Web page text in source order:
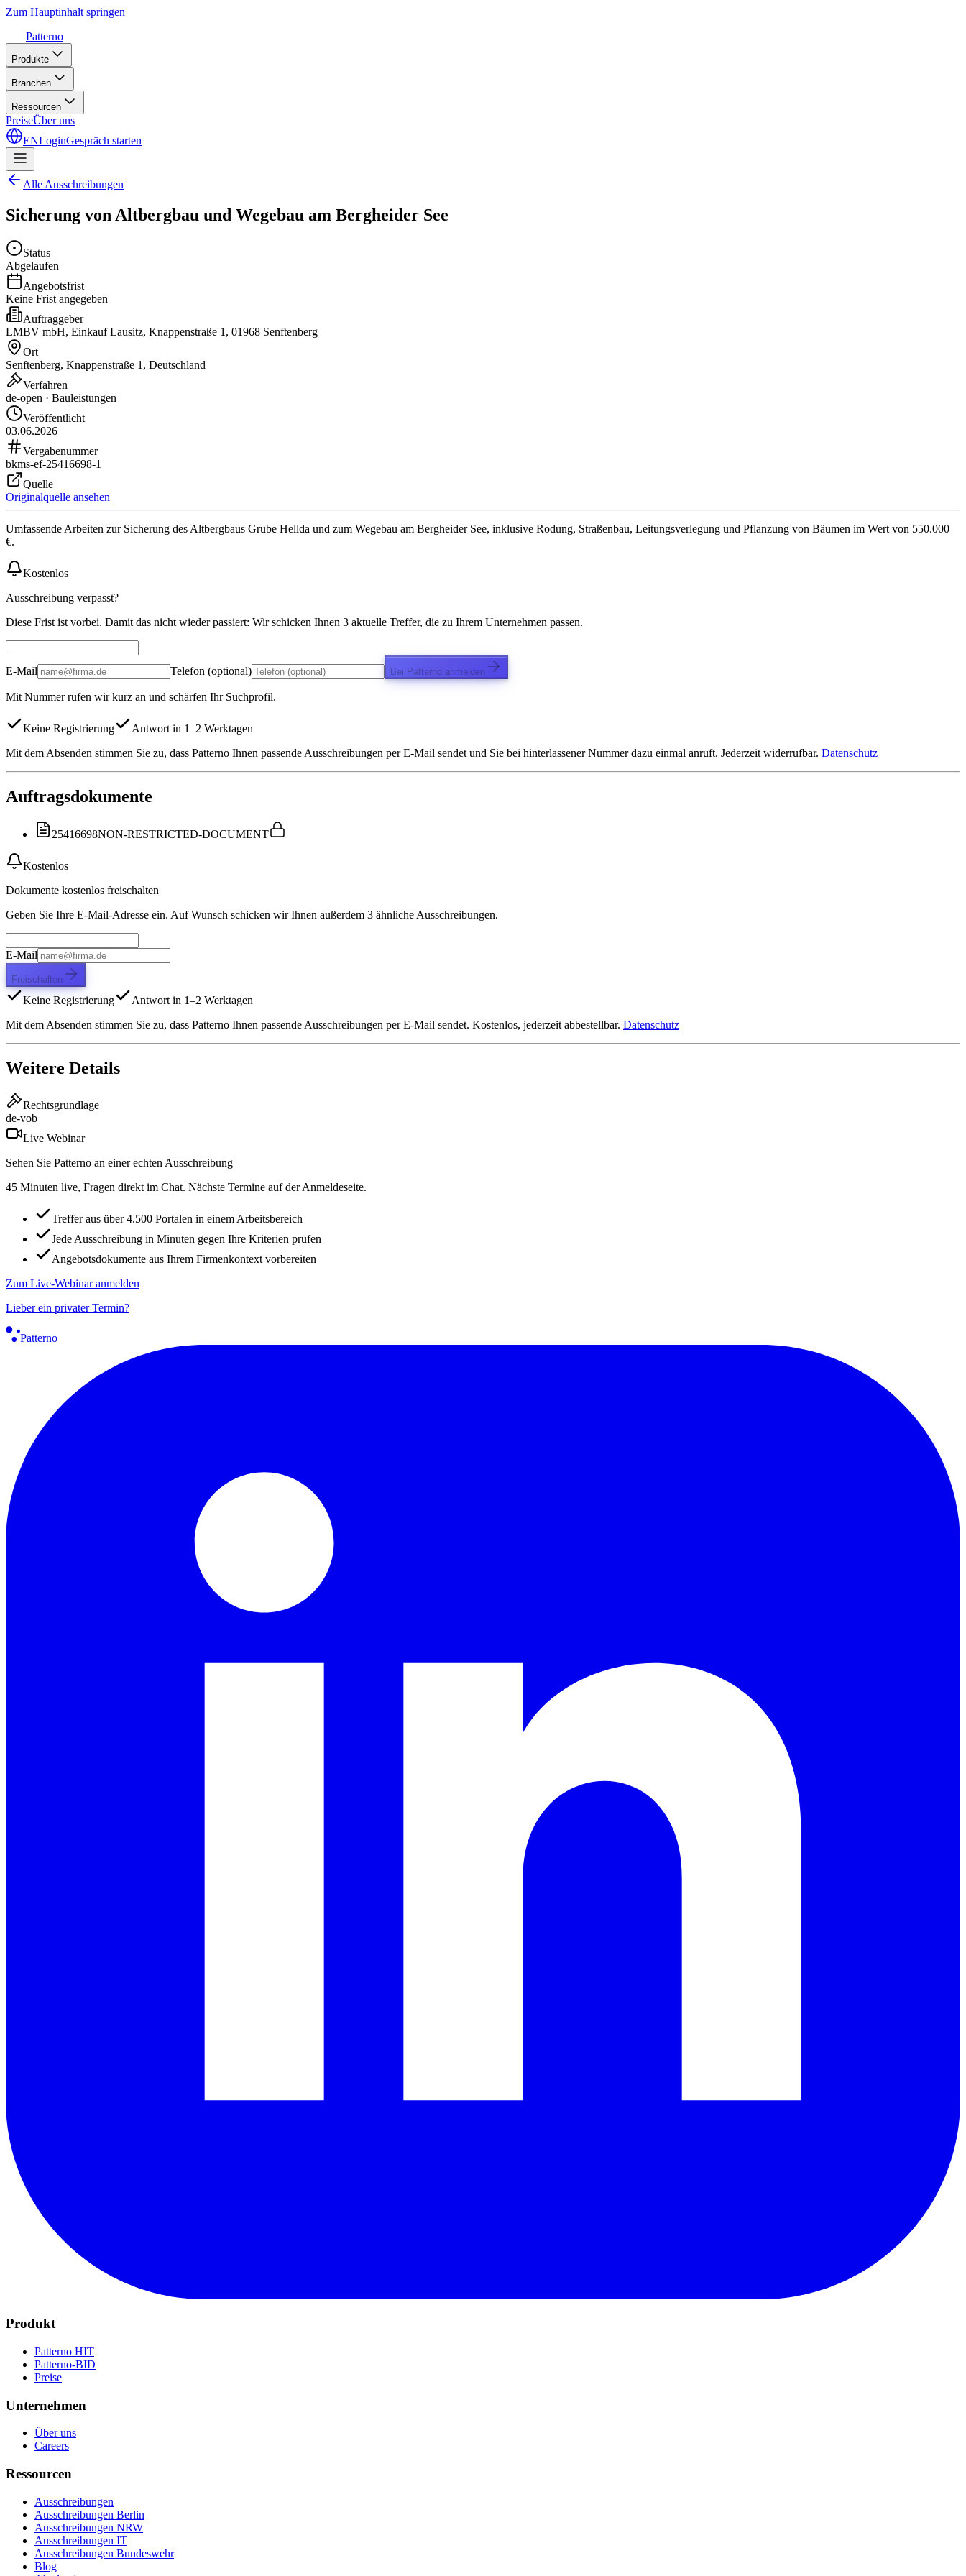
Zum Hauptinhalt springen
Patterno
Produkte
Branchen
Ressourcen
PreiseÜber uns
ENLoginGespräch starten
Alle Ausschreibungen
Sicherung von Altbergbau und Wegebau am Bergheider See
Status
Abgelaufen
Angebotsfrist
Keine Frist angegeben
Auftraggeber
LMBV mbH, Einkauf Lausitz, Knappenstraße 1, 01968 Senftenberg
Ort
Senftenberg, Knappenstraße 1, Deutschland
Verfahren
de-open · Bauleistungen
Veröffentlicht
03.06.2026
Vergabenummer
bkms-ef-25416698-1
Quelle
Originalquelle ansehen
Umfassende Arbeiten zur Sicherung des Altbergbaus Grube Hellda und zum Wegebau am Bergheider See, inklusive Rodung, Straßenbau, Leitungsverlegung und Pflanzung von Bäumen im Wert von 550.000
€.
Kostenlos
Ausschreibung verpasst?
Diese Frist ist vorbei. Damit das nicht wieder passiert: Wir schicken Ihnen 3 aktuelle Treffer, die zu Ihrem Unternehmen passen.
E-Mail Telefon (optional) Bei Patterno anmelden
Mit Nummer rufen wir kurz an und schärfen Ihr Suchprofil.
Keine Registrierung
Antwort in 1–2 Werktagen
Mit dem Absenden stimmen Sie zu, dass Patterno Ihnen passende Ausschreibungen per E-Mail sendet und Sie bei hinterlassener Nummer dazu einmal anruft. Jederzeit widerrufbar. Datenschutz
Auftragsdokumente
25416698NON-RESTRICTED-DOCUMENT
Kostenlos
Dokumente kostenlos freischalten
Geben Sie Ihre E-Mail-Adresse ein. Auf Wunsch schicken wir Ihnen außerdem 3 ähnliche Ausschreibungen.
E-Mail
Freischalten
Keine Registrierung
Antwort in 1–2 Werktagen
Mit dem Absenden stimmen Sie zu, dass Patterno Ihnen passende Ausschreibungen per E-Mail sendet. Kostenlos, jederzeit abbestellbar. Datenschutz
Weitere Details
Rechtsgrundlage
de-vob
Live Webinar
Sehen Sie Patterno an einer echten Ausschreibung
45 Minuten live, Fragen direkt im Chat. Nächste Termine auf der Anmeldeseite.
Treffer aus über 4.500 Portalen in einem Arbeitsbereich
Jede Ausschreibung in Minuten gegen Ihre Kriterien prüfen
Angebotsdokumente aus Ihrem Firmenkontext vorbereiten
Zum Live-Webinar anmelden
Lieber ein privater Termin?
Patterno
Produkt
Patterno HIT
Patterno-BID
Preise
Unternehmen
Über uns
Careers
Ressourcen
Ausschreibungen
Ausschreibungen Berlin
Ausschreibungen NRW
Ausschreibungen IT
Ausschreibungen Bundeswehr
Blog